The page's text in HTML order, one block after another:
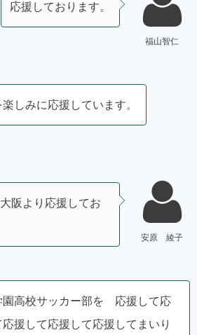
福山智仁
応援しております。
しみに応援しています。
安原 綾子
阪より応援してお
園高校サッカー部を 応援して応
援して応援して応援してまいり